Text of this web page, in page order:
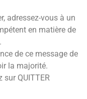
une proportion
vape douce et
de vapotage.
adaptée à votre
expérience de
de glycérine
adressez-vous à un
en matière de
de ce message de
la majorité.
QUITTER